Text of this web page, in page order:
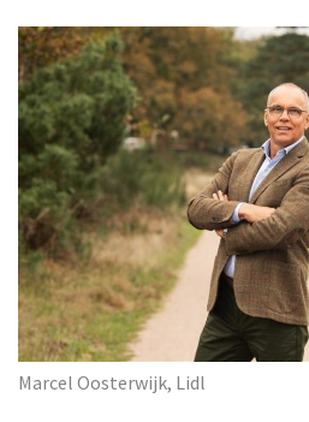
Marcel Oosterwijk, Lidl